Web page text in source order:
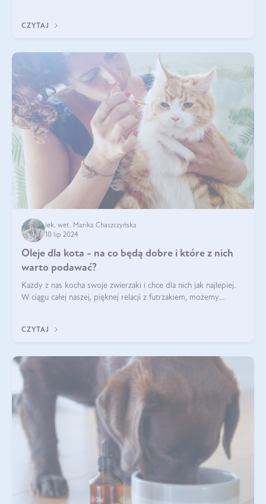
CZYTAJ
lek. wet. Marika Chaszczyńska
10 lip 2024
Oleje dla kota - na co będą dobre i które z nich
warto podawać?
Każdy z nas kocha swoje zwierzaki i chce dla nich jak najlepiej.
W ciągu całej naszej, pięknej relacji z futrzakiem, możemy
CZYTAJ